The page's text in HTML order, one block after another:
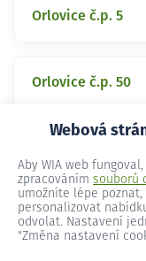
Webová
Aby WIA web
zpracováním souborů
umožníte lépe
personalizovat
odvolat. Nastavení
"Změna nastavení
Orlovice č.p. 5
Orlovice č.p. 50
Orlovice č.p. 52